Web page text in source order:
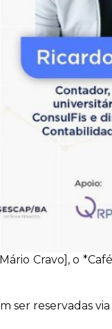
Cravo], o
ser reservadas via